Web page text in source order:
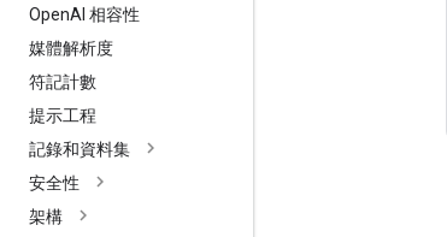
OpenAI 相容性
媒體解析度
符記計數
提示工程
記錄和資料集
安全性
架構